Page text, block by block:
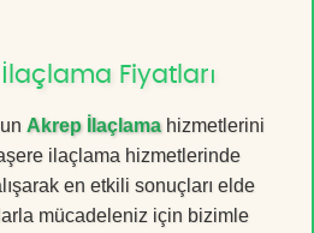
Fiyatları
Akrep İlaçlamahizmetlerini
ilaçlama hizmetlerinde
en etkili sonuçları elde
mücadeleniz için bizimle